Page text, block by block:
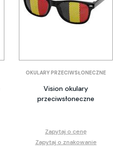
OKULARY PRZECIWSŁONECZNE
Vision okulary
przeciwsłoneczne
Zapytaj o cenę
Zapytaj o znakowanie